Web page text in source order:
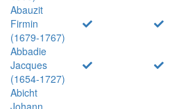
Abauzit
Firmin
(1679-1767)
Abbadie
Jacques
(1654-1727)
Abicht
Johann